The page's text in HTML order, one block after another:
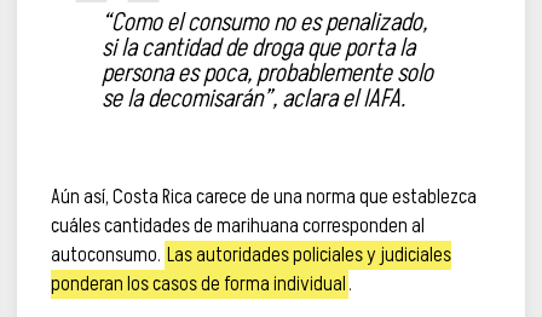
“Como el consumo no es penalizado,
si la cantidad de droga que porta la
persona es poca, probablemente solo
se la decomisarán”, aclara el IAFA.
Aún así, Costa Rica carece de una norma que establezca
cuáles cantidades de marihuana corresponden al
autoconsumo. Las autoridades policiales y judiciales
ponderan los casos de forma individual.